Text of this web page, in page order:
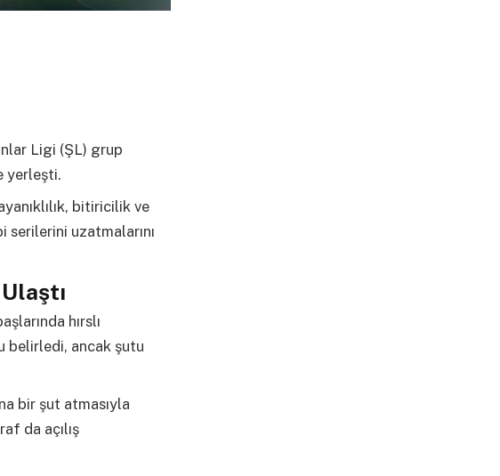
Ligi (ŞL) grup
yerleşti.
bitiricilik ve
serilerini uzatmalarını
hırslı
belirledi, ancak şutu
bir şut atmasıyla
da açılış